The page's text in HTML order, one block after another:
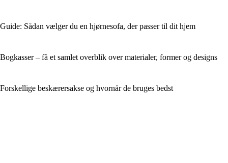
Guide: Sådan vælger du en hjørnesofa, der passer til dit hjem
Bogkasser – få et samlet overblik over materialer, former og designs
Forskellige beskærersakse og hvornår de bruges bedst